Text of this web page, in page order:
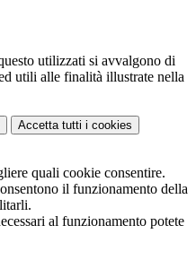
utilizzati si avvalgono di
utili alle finalità illustrate nella
Accetta tutti i cookies
quali cookie consentire.
il funzionamento della
al funzionamento potete